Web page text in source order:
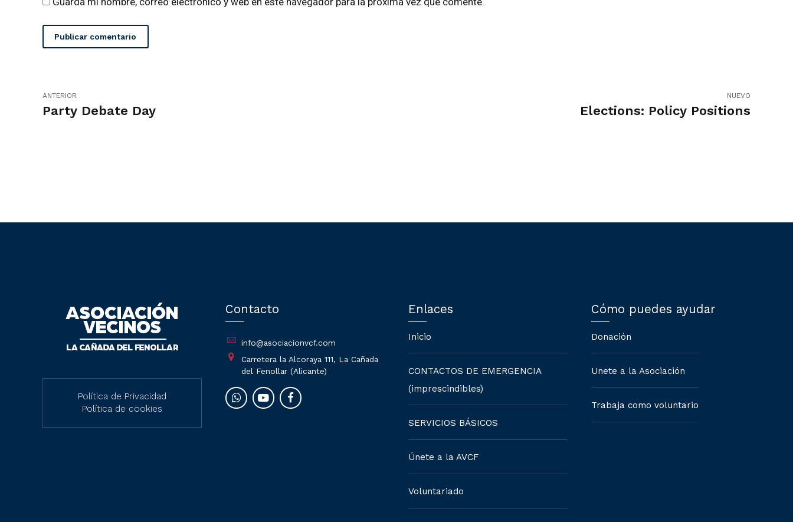
Publicar comentario
ANTERIOR
Party Debate Day
NUEVO
Elections: Policy Positions
Política de Privacidad
Política de cookies
Contacto
info@asociacionvcf.com
Carretera la Alcoraya 111, La Cañada
del Fenollar (Alicante)
Enlaces
Inicio
CONTACTOS DE EMERGENCIA
(imprescindibles)
SERVICIOS BÁSICOS
Únete a la AVCF
Voluntariado
Cómo puedes ayudar
Donación
Unete a la Asociación
Trabaja como voluntario